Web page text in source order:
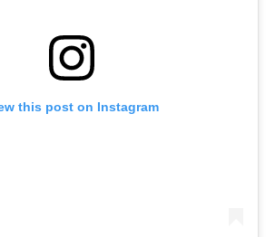
this post on Instagram